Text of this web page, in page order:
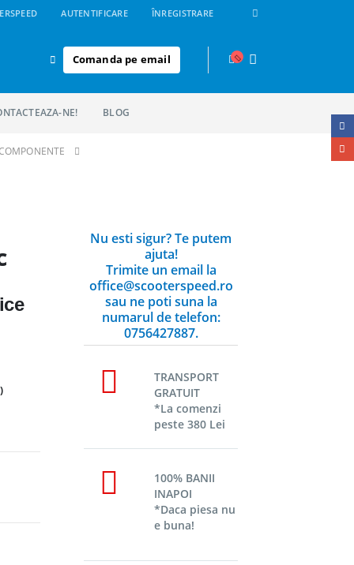
AUTENTIFICARE ÎNREGISTRARE
Comanda pe email
NE! BLOG
Nu esti sigur? Te putem
ajuta!
Trimite un email la
office@scooterspeed.ro
sau ne poti suna la
numarul de telefon:
0756427887.
TRANSPORT
GRATUIT
*La comenzi
peste 380 Lei
100% BANII
INAPOI
*Daca piesa nu
e buna!